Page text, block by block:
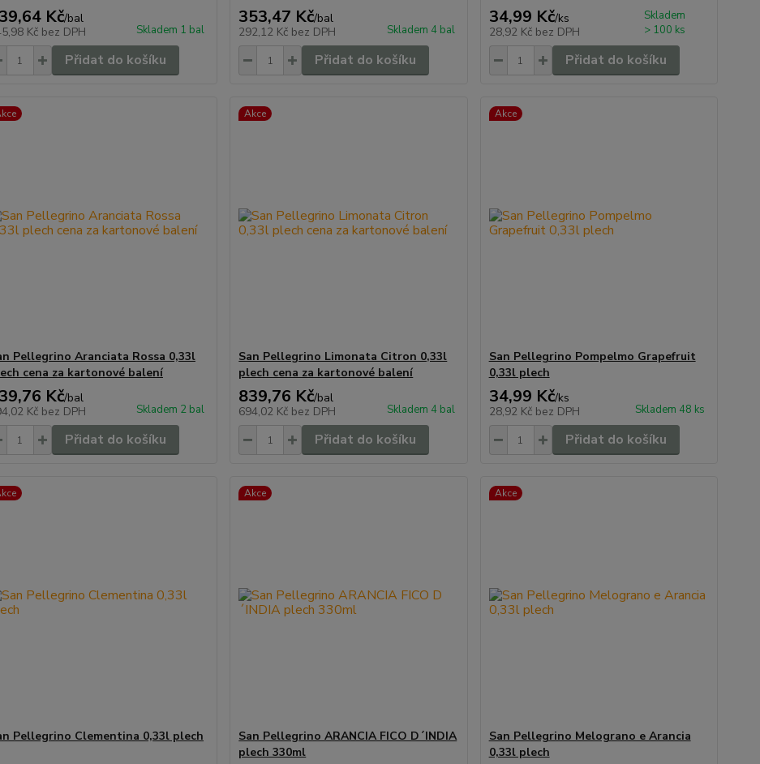
Kč/bal
Kč bez DPH Skladem 1 bal
Přidat do košíku
353,47 Kč/bal
292,12 Kč bez DPH Skladem 4 bal
Přidat do košíku
34,99 Kč/ks
28,92 Kč bez DPH
Skladem
> 100 ks
Přidat do košíku
Pellegrino Aranciata Rossa 0,33l
cena za kartonové balení
Kč/bal
Kč bez DPH Skladem 2 bal
Přidat do košíku
Akce
San Pellegrino Limonata Citron 0,33l
plech cena za kartonové balení
839,76 Kč/bal
694,02 Kč bez DPH Skladem 4 bal
Přidat do košíku
Akce
San Pellegrino Pompelmo Grapefruit
0,33l plech
34,99 Kč/ks
28,92 Kč bez DPH Skladem 48 ks
Přidat do košíku
Pellegrino Clementina 0,33l plech
Akce
San Pellegrino ARANCIA FICO D´INDIA
plech 330ml
Akce
San Pellegrino Melograno e Arancia
0,33l plech